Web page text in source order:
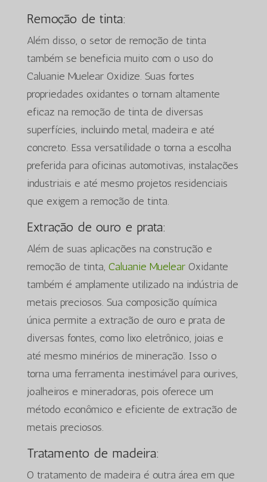
Remoção de tinta:
Além disso, o setor de remoção de tinta
também se beneficia muito com o uso do
Caluanie Muelear Oxidize. Suas fortes
propriedades oxidantes o tornam altamente
eficaz na remoção de tinta de diversas
superfícies, incluindo metal, madeira e até
concreto. Essa versatilidade o torna a escolha
preferida para oficinas automotivas, instalações
industriais e até mesmo projetos residenciais
que exigem a remoção de tinta.
Extração de ouro e prata:
Além de suas aplicações na construção e
remoção de tinta, Caluanie MuelearOxidante
também é amplamente utilizado na indústria de
metais preciosos. Sua composição química
única permite a extração de ouro e prata de
diversas fontes, como lixo eletrônico, joias e
até mesmo minérios de mineração. Isso o
torna uma ferramenta inestimável para ourives,
joalheiros e mineradoras, pois oferece um
método econômico e eficiente de extração de
metais preciosos.
Tratamento de madeira:
O tratamento de madeira é outra área em que